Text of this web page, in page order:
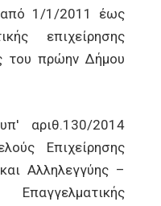
από 1/1/2011 έως
επιχείρησης
του πρώην Δήμου
2014
Επιχείρησης
Αλληλεγγύης –